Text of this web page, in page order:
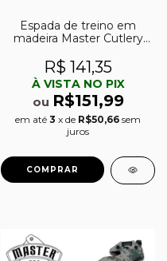
Espada de treino em
madeira Master Cutlery
R$ 141,35
À VISTA NO PIX
ou R$151,99
em até 3 x de R$50,66 sem
juros